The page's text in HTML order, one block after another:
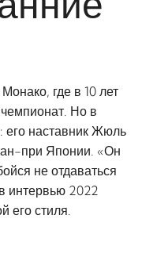
где в 10 лет
Но в
его наставник Жюль
при Японии. «Он
не отдаваться
интервью 2022
его стиля.